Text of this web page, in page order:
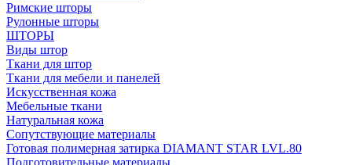
Римские шторы
Рулонные шторы
ШТОРЫ
Виды штор
Ткани для штор
Ткани для мебели и панелей
Искусственная кожа
Мебельные ткани
Натуральная кожа
Сопутствующие материалы
Готовая полимерная затирка DIAMANT STAR LVL.80
Подготовительные материалы